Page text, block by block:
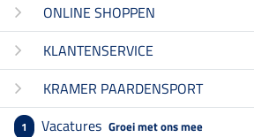
ONLINE SHOPPEN
KLANTENSERVICE
KRAMER PAARDENSPORT
1 Vacatures Groei met ons mee